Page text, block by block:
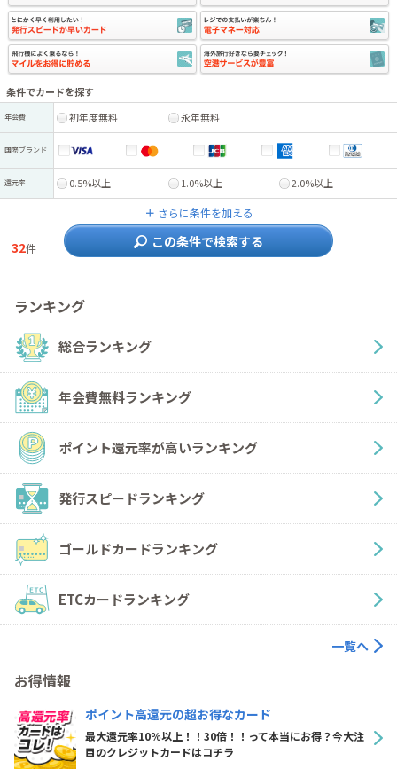
条件でカードを探す
年会費 初年度無料 永年無料
国際ブランド
還元率 0.5%以上 1.0%以上 2.0%以上
＋ さらに条件を加える
32件 この条件で検索する
ランキング
総合ランキング
年会費無料ランキング
ポイント還元率が高いランキング
発行スピードランキング
ゴールドカードランキング
ETCカードランキング
一覧へ
お得情報
ポイント高還元の超お得なカード
最大還元率10％以上！！30倍！！って本当にお得？今大注
目のクレジットカードはコチラ